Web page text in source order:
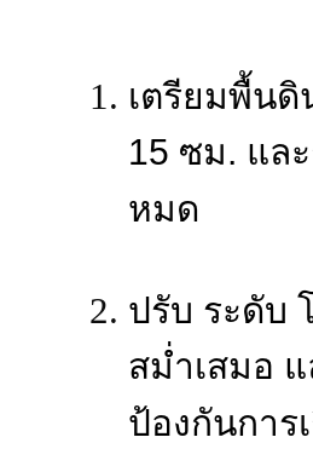
เตรียมพื้น
15 ซม. แล
หมด
ปรับ ระดับ
สม่ำเสมอ
ป้องกันกา